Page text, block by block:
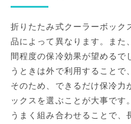
折りたたみ式クーラーボック
品によって異なります。また
間程度の保冷効果が望めるで
うときは外で利用することで
そのため、できるだけ保冷力
ックスを選ぶことが大事です
うまく組み合わせることで